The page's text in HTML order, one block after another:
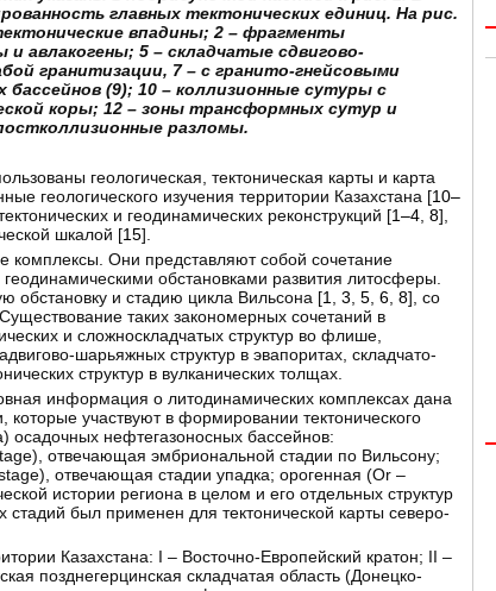
главных тектонических единиц. На рис.
впадины; 2 – фрагменты
и авлакогены; 5 – складчатые сдвигово-
гранитизации, 7 – с гранито-гнейсовыми
(9); 10 – коллизионные сутуры с
коры; 12 – зоны трансформных сутур и
разломы.
геологическая, тектоническая карты и карта
геологического изучения территории Казахстана [10–
и геодинамических реконструкций [1–4, 8],
шкалой [15].
комплексы. Они представляют собой сочетание
обстановками развития литосферы.
обстановку и стадию цикла Вильсона [1 3 5, 6, 8], со
таких закономерных сочетаний в
и сложноскладчатых структур во флише,
шарьяжных структур в эвапоритах, складчато-
структур в вулканических толщах.
информация о литодинамических комплексах дана
участвуют в формировании тектонического
осадочных нефтегазоносных бассейнов:
отвечающая эмбриональной стадии по Вильсону;
отвечающая стадии упадка; орогенная (Or –
истории региона в целом и его отдельных структур
стадий был применен для тектонической карты северо-
Казахстана: I – Восточно-Европейский кратон; II –
позднегерцинская складчатая область (Донецко-